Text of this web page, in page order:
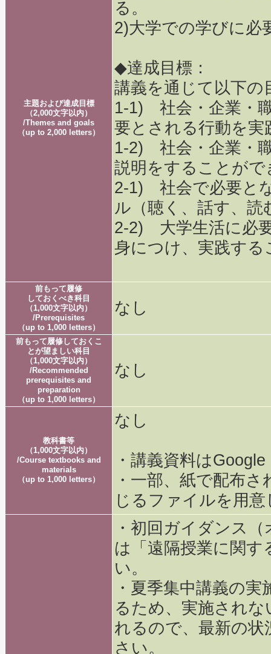
主題および達成目標
（2,000文字以内）
/Themes and goals
（up to 2,000 letters）
る。
2)大学での学びに必
◆達成目標：
講義を通じて以下の
1-1) 社会・企業・
要とされる行動を
1-2) 社会・企業・
説明をすることがで
2-1) 社会で必要と
ル（聴く、話す、
2-2) 大学生活に必
身につけ、実践する
前もって履修
しておくべき科目
（1,000文字以内）
/Prerequisites
（up to 1,000 letters）
なし
前もって履修しておくこ
とが望ましい科目
（1,000文字以内）
/Recommended
prerequisites and
preparation
（up to 1,000 letters）
なし
教科書等
（1,000文字以内）
/Course textbooks and
materials
（up to 1,000 letters）
なし
・講義資料は
・一部、紙で配布
じるファイルを用
・初回ガイダンス
は「遠隔授業に関
い。
・夏季集中講義の
るため、実施され
れるので、最新の
さい。